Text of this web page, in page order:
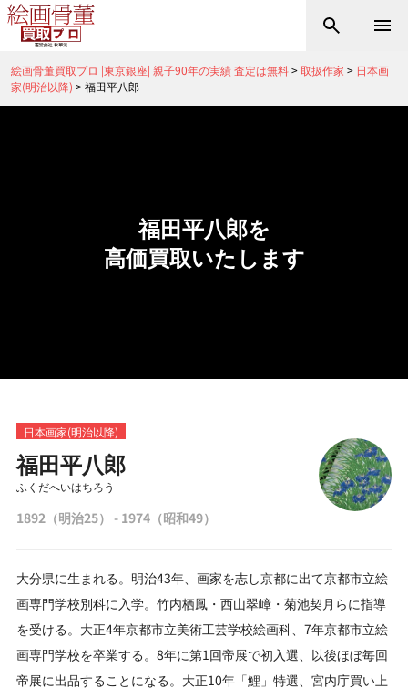
絵画骨董買取プロ |東京銀座| 親子90年の実績 査定は無料>取扱作家 > 日本画
家(明治以降) >福田平八郎
福田平八郎を
高価買取いたします
日本画家(明治以降)
福田平八郎
ふくだへいはちろう
1892（明治25） - 1974（昭和49）
大分県に生まれる。明治43年、画家を志し京都に出て京都市立絵
画専門学校別科に入学。竹内栖鳳・西山翠嶂・菊池契月らに指導
を受ける。大正4年京都市立美術工芸学校絵画科、7年京都市立絵
画専門学校を卒業する。8年に第1回帝展で初入選、以後ほぼ毎回
帝展に出品することになる。大正10年「鯉」特選、宮内庁買い上